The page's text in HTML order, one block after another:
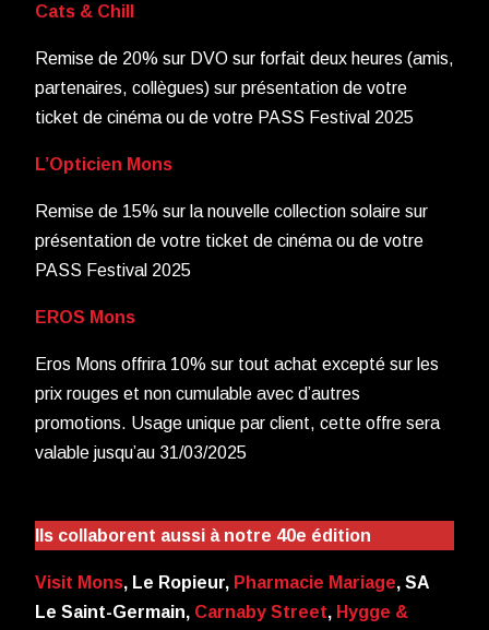
Cats & Chill
Remise de 20% sur DVO sur forfait deux heures (amis,
partenaires, collègues) sur présentation de votre
ticket de cinéma ou de votre PASS Festival 2025
L’Opticien Mons
Remise de 15% sur la nouvelle collection solaire sur
présentation de votre ticket de cinéma ou de votre
PASS Festival 2025
EROS Mons
Eros Mons offrira 10% sur tout achat excepté sur les
prix rouges et non cumulable avec d’autres
promotions. Usage unique par client, cette offre sera
valable jusqu’au 31/03/2025
Ils collaborent aussi à notre 40e édition
Visit Mons, Le Ropieur, Pharmacie Mariage, SA
Le Saint-Germain, Carnaby Street, Hygge &